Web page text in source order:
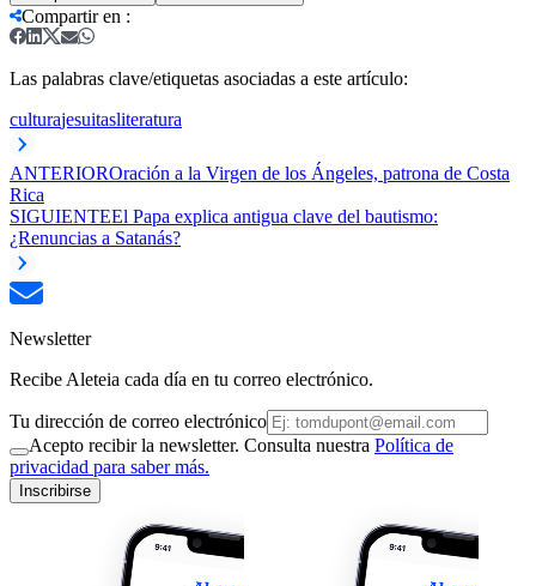
Compartir en :
Las palabras clave/etiquetas asociadas a este artículo:
culturajesuitasliteratura
ANTERIOROración a la Virgen de los Ángeles, patrona de Costa
Rica
SIGUIENTEEl Papa explica antigua clave del bautismo:
¿Renuncias a Satanás?
Newsletter
Recibe Aleteia cada día en tu correo electrónico.
Tu dirección de correo electrónico
Acepto recibir la newsletter. Consulta nuestra Política de
privacidad para saber más.
Inscribirse